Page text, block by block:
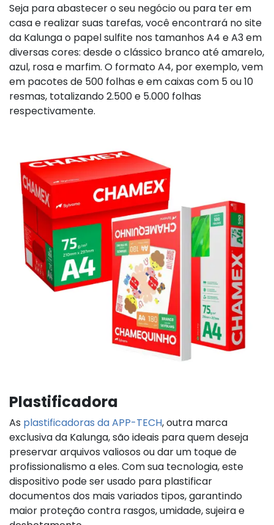
Seja para abastecer o seu negócio ou para ter em
casa e realizar suas tarefas, você encontrará no site
da Kalunga o papel sulfite nos tamanhos A4 e A3 em
diversas cores: desde o clássico branco até amarelo,
azul, rosa e marfim. O formato A4, por exemplo, vem
em pacotes de 500 folhas e em caixas com 5 ou 10
resmas, totalizando 2.500 e 5.000 folhas
respectivamente.
Plastificadora
As plastificadoras da APP-TECH, outra marca
exclusiva da Kalunga, são ideais para quem deseja
preservar arquivos valiosos ou dar um toque de
profissionalismo a eles. Com sua tecnologia, este
dispositivo pode ser usado para plastificar
documentos dos mais variados tipos, garantindo
maior proteção contra rasgos, umidade, sujeira e